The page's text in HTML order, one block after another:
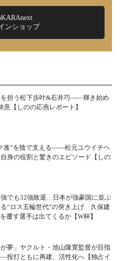
ンショップ
を担う松下歩叶&石井巧――輝き始め
意【しのの応燕レポート】
進”を陰で支える――松元ユウイチヘ
身の役割と驚きのエピソード【しの
強でも32強敗退…日本が強豪国に並ぶ
“ロス五輪世代”の突き上げ 久保建
覆す選手は出てくるか【W杯】
が夢」ヤクルト・池山隆寛監督が目指
投打ともに再建、活性化へ【独占イ